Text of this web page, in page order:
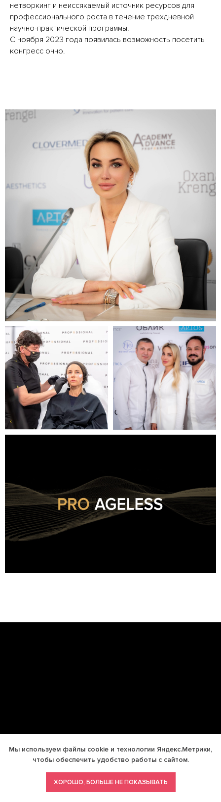
нетворкинг и неиссякаемый источник ресурсов для
профессионального роста в течение трехдневной
научно-практической программы.
С ноября 2023 года появилась возможность посетить
конгресс очно.
Мы используем файлы cookie и технологии Яндекс.Метрики,
чтобы обеспечить удобство работы с сайтом.
ХОРОШО, БОЛЬШЕ НЕ ПОКАЗЫВАТЬ